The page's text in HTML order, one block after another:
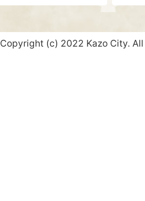
Copyright (c) 2022 Kazo City.